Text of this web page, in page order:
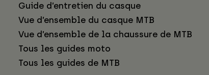
Guide d’entretien du casque
Vue d’ensemble du casque MTB
Vue d’ensemble de la chaussure de MTB
Tous les guides moto
Tous les guides de MTB